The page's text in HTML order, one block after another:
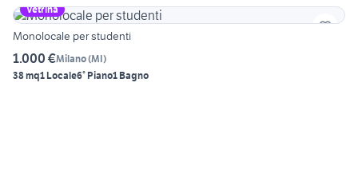
Vetrina
Monolocale per studenti
1.000 €Milano(MI)
38 mq1 Locale6° Piano1 Bagno